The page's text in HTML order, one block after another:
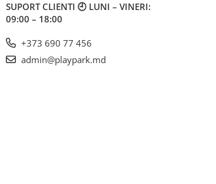
SUPORT CLIENTI 🕘 LUNI – VINERI:
09:00 – 18:00
+373 690 77 456
admin@playpark.md